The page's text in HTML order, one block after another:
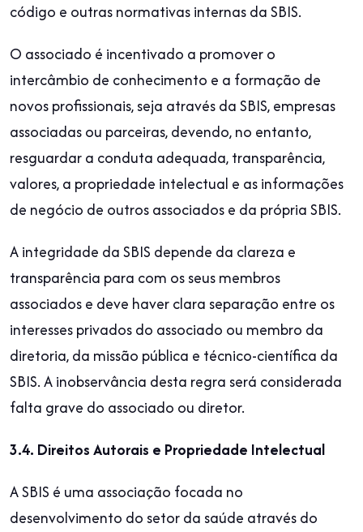
código e outras normativas internas da SBIS.
O associado é incentivado a promover o
intercâmbio de conhecimento e a formação de
novos profissionais, seja através da SBIS, empresas
associadas ou parceiras, devendo, no entanto,
resguardar a conduta adequada, transparência,
valores, a propriedade intelectual e as informações
de negócio de outros associados e da própria SBIS.
A integridade da SBIS depende da clareza e
transparência para com os seus membros
associados e deve haver clara separação entre os
interesses privados do associado ou membro da
diretoria, da missão pública e técnico-científica da
SBIS. A inobservância desta regra será considerada
falta grave do associado ou diretor.
3.4. Direitos Autorais e Propriedade Intelectual
A SBIS é uma associação focada no
desenvolvimento do setor da saúde através do